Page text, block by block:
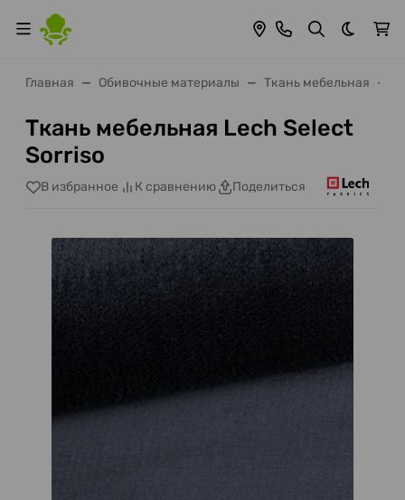
Темная
Главная Обивочные материалы Ткань мебельная
Ткань мебельная Lech Select
Sorriso
В избранное К сравнению Поделиться